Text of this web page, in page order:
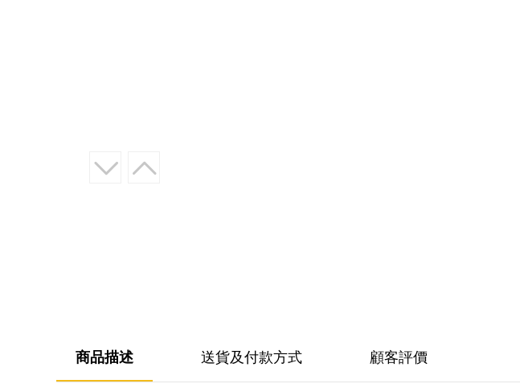
商品描述 送貨及付款方式 顧客評價